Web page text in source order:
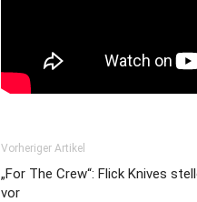
Vorheriger Artikel
„For The Crew“: Flick Knives
vor